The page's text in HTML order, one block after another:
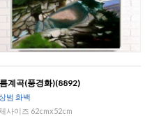
계곡(풍경화)(8892)
범 화백
사이즈 62cmx52cm